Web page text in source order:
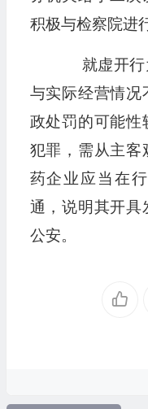
积极与检察院进
就虚开行
与实际经营情况
政处罚的可能性
犯罪，需从主客
药企业应当在
通，说明其开具
公安。